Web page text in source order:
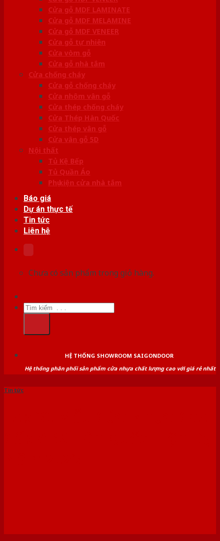
Cửa gỗ MDF LAMINATE
Cửa gỗ MDF MELAMINE
Cửa gỗ MDF VENEER
Cửa gỗ tự nhiên
Cửa vòm gỗ
Cửa gỗ nhà tắm
Cửa chống cháy
Cửa gỗ chống cháy
Cửa nhôm vân gỗ
Cửa thép chống cháy
Cửa Thép Hàn Quốc
Cửa thép vân gỗ
Cửa vân gỗ 5D
Nội thất
Tủ Kệ Bếp
Tủ Quần Áo
Phụ kiện cửa nhà tắm
Báo giá
Dự án thực tế
Tin tức
Liên hệ
Chưa có sản phẩm trong giỏ hàng.
Tìm
kiếm:
HỆ THỐNG SHOWROOM SAIGONDOOR
Hệ thống phân phối sản phẩm cửa nhựa chất lượng cao với giá rẻ nhất
Tin tức